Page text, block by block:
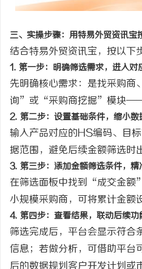
三、实操步骤：用特易外贸资讯宝
结合特易外贸资讯宝，按以下
1. 第一步：明确筛选需求，进入对
先明确核心需求：是找采购商
询”或“采购商挖掘”模块——
2. 第二步：设置基础条件，缩小数
输入产品对应的HS编码、目
据范围，避免后续金额筛选时
3. 第三步：添加金额筛选条件，精
在筛选面板中找到
“成交金
小规模采购商，可将累计金
4. 第四步：查看结果，联动后续功
筛选完成后，平台会显示符合
信息；若做分析，可借助平台
后的数据规划客户开发计划或